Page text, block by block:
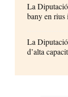
La
bany en rius
La
d’alta